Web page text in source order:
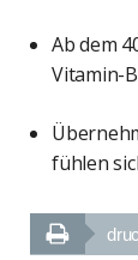
Ab dem
Vitamin-
fühlen